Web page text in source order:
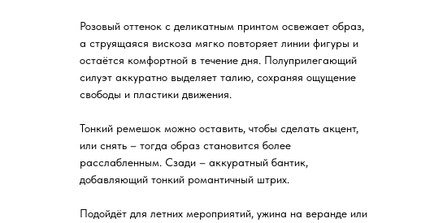
Розовый оттенок с деликатным принтом освежает образ,
а струящаяся вискоза мягко повторяет линии фигуры и
остаётся комфортной в течение дня. Полуприлегающий
силуэт аккуратно выделяет талию, сохраняя ощущение
свободы и пластики движения.
Тонкий ремешок можно оставить, чтобы сделать акцент,
или снять – тогда образ становится более
расслабленным. Сзади – аккуратный бантик,
добавляющий тонкий романтичный штрих.
Подойдёт для летних мероприятий, ужина на веранде или